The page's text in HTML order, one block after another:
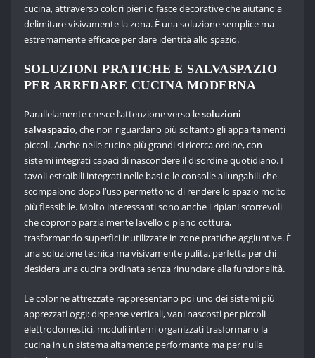
cucina, attraverso colori pieni o fasce decorative che aiutano a
delimitare visivamente la zona. È una soluzione semplice ma
estremamente efficace per dare identità allo spazio.
SOLUZIONI PRATICHE E SALVASPAZIO
PER ARREDARE CUCINA MODERNA
Parallelamente cresce l’attenzione verso lesoluzioni
salvaspazio, che non riguardano più soltanto gli appartamenti
piccoli. Anche nelle cucine più grandi si ricerca ordine, con
sistemi integrati capaci di nascondere il disordine quotidiano. I
tavoli estraibili integrati nelle basi o le consolle allungabili che
scompaiono dopo l’uso permettono di rendere lo spazio molto
più flessibile. Molto interessanti sono anche i ripiani scorrevoli
che coprono parzialmente lavello o piano cottura,
trasformando superfici inutilizzate in zone pratiche aggiuntive. È
una soluzione tecnica ma visivamente pulita, perfetta per chi
desidera una cucina ordinata senza rinunciare alla funzionalità.
Le colonne attrezzate rappresentano poi uno dei sistemi più
apprezzati oggi: dispense verticali, vani nascosti per piccoli
elettrodomestici, moduli interni organizzati trasformano la
cucina in un sistema altamente performante ma per nulla